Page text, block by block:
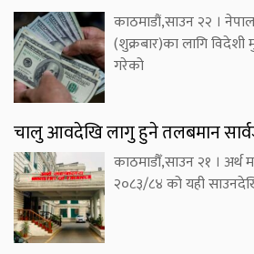
काठमाडौं,साउन २२ ।
(शुक्रबार)का लागि विदेशी
गरेको
चालु आवदेखि लागु हुने तलबमान
काठमाडौँ,साउन २१ । अर्थ
२०८३/८४ को यही